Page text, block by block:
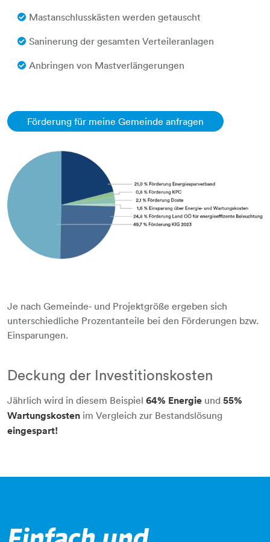
Mastanschlusskästen werden getauscht
Saninerung der gesamten Verteileranlagen
Anbringen von Mastverlängerungen
Förderung für meine Gemeinde anfragen
​​​​​​​Je nach Gemeinde- und Projektgröße ergeben sich
unterschiedliche Prozentanteile bei den Förderungen bzw.
Einsparungen.
​​​​​​​Deckung der Investitionskosten
Jährlich wird in diesem Beispiel 64% Energie und 55%
Wartungskosten im Vergleich zur Bestandslösung
eingespart!